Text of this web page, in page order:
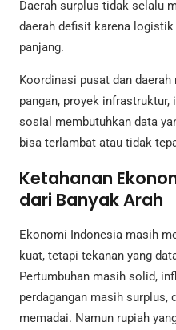
Daerah surplus tidak selalu
daerah defisit karena
panjang.
Koordinasi pusat dan
pangan, proyek infrastruktur,
sosial membutuhkan data
bisa terlambat atau tidak
Ketahanan
dari Banyak Arah
Ekonomi Indonesia masih
kuat, tetapi tekanan yang
Pertumbuhan masih solid,
perdagangan masih surplus,
memadai. Namun rupiah